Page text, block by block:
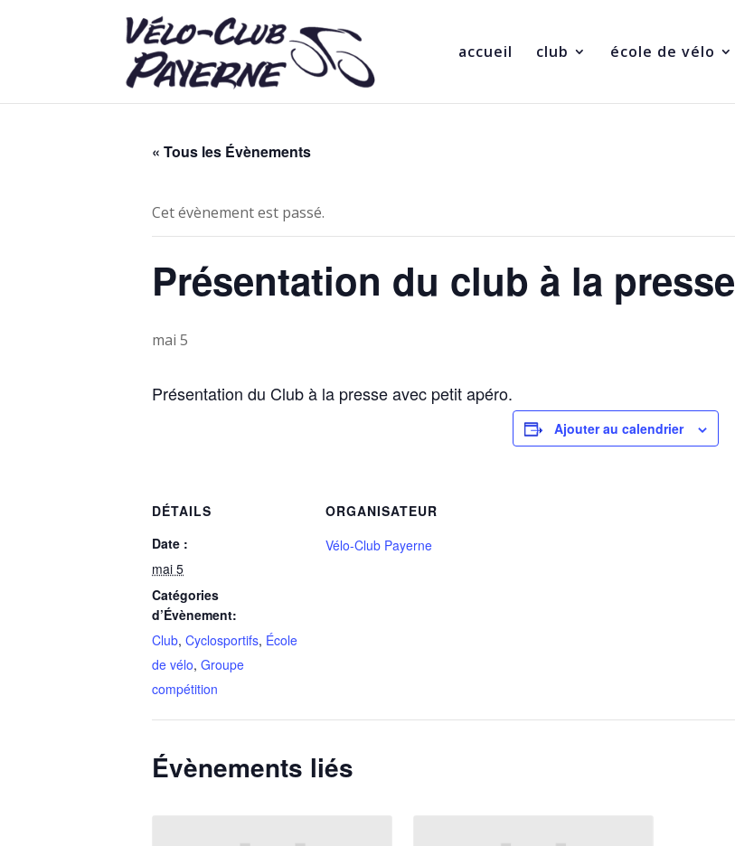
accueil club école de vélo
« Tous les Évènements
Cet évènement est passé.
Présentation du club à la presse
mai 5
Présentation du Club à la presse avec petit apéro.
Ajouter au calendrier
DÉTAILS
Date :
mai 5
Catégories
d’Évènement:
Club, Cyclosportifs, École
de vélo, Groupe
compétition
ORGANISATEUR
Vélo-Club Payerne
Évènements liés